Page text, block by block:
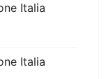
Italia
Italia